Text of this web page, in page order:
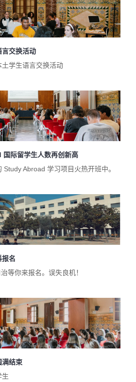
言交换活动
土学生语言交换活动
际留学生人数再创新高
Abroad 学习项目火热开班中。
报名
等你来报名。误失良机！
满结束
生